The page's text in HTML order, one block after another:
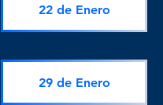
22 de Enero
29 de Enero